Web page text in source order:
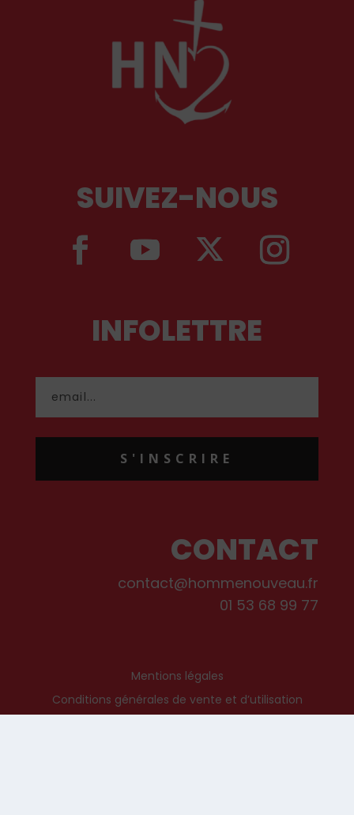
SUIVEZ-NOUS
INFOLETTRE
S'INSCRIRE
CONTACT
contact@hommenouveau.fr
01 53 68 99 77
Mentions légales
Conditions générales de vente et d’utilisation